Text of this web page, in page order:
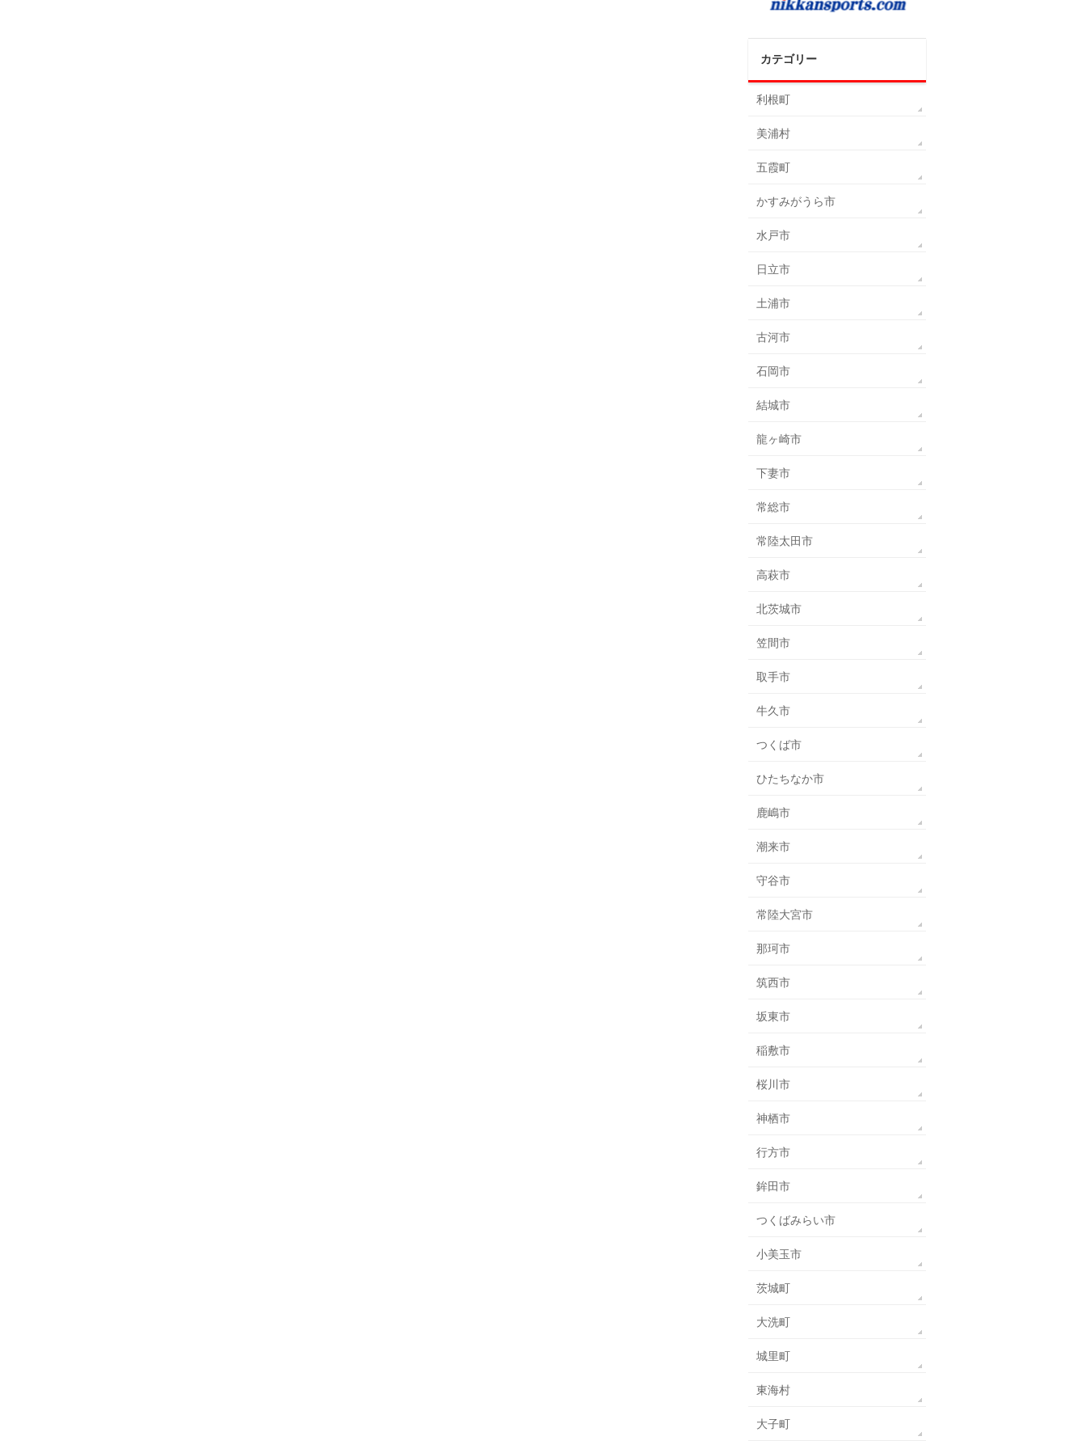
カテゴリー
利根町
美浦村
五霞町
かすみがうら市
水戸市
日立市
土浦市
古河市
石岡市
結城市
龍ヶ崎市
下妻市
常総市
常陸太田市
高萩市
北茨城市
笠間市
取手市
牛久市
つくば市
ひたちなか市
鹿嶋市
潮来市
守谷市
常陸大宮市
那珂市
筑西市
坂東市
稲敷市
桜川市
神栖市
行方市
鉾田市
つくばみらい市
小美玉市
茨城町
大洗町
城里町
東海村
大子町